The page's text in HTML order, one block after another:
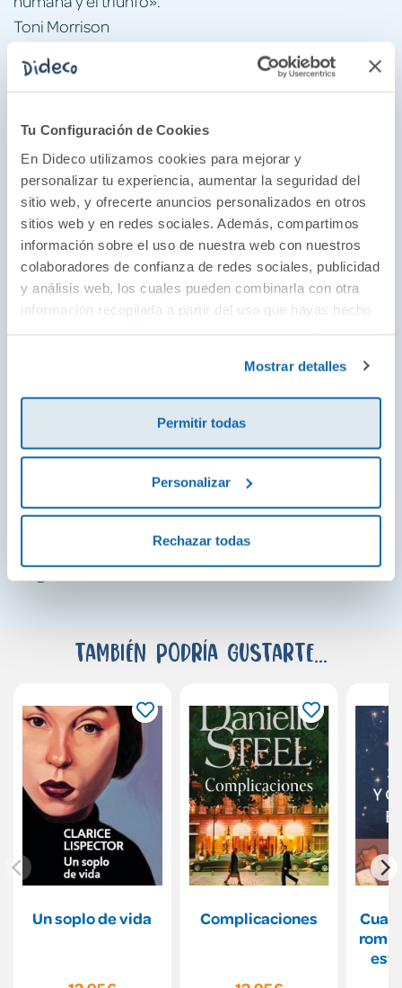
Tu Configuración de Cookies
En Dideco utilizamos cookies para mejorar y
personalizar tu experiencia, aumentar la seguridad del
sitio web, y ofrecerte anuncios personalizados en otros
sitios web y en redes sociales. Además, compartimos
información sobre el uso de nuestra web con nuestros
colaboradores de confianza de redes sociales, publicidad
y análisis web, los cuales pueden combinarla con otra
información recopilada a partir del uso que hayas hecho
Mostrar detalles
Permitir todas
Personalizar
Rechazar todas
Toni Morrison
«Salman Rushdie es un genio. La envergadura de su
intelecto y su imaginación es un gúgolplex: tan
Victoriateje un relato épico que nos lleva de vuelta a
las preguntas clave sobre qué significa ser humano,
ser auténtico, amar y sufrir el duelo».
A. M. Homes
«Nadie, y recalco el nadie, sabe dar vida a un mundo
entero con la autoridad, la sabiduría, el sentido del
humor y el saber hacer de Salman Rushdie. En el
panteón de sus novelas,Ciudad Victoriadestaca
como un especial logro de la imaginación. Se resiste
Gary Shteyngart
«Rushdie, desde la insignificancia de un escritor, ha
recordado a todos los que creemos en un mundo
ofendidos, y que el día en que lo olvidemos, no habrá
Sergio del Molino
También podría gustarte...
Un soplo de vida Complicaciones